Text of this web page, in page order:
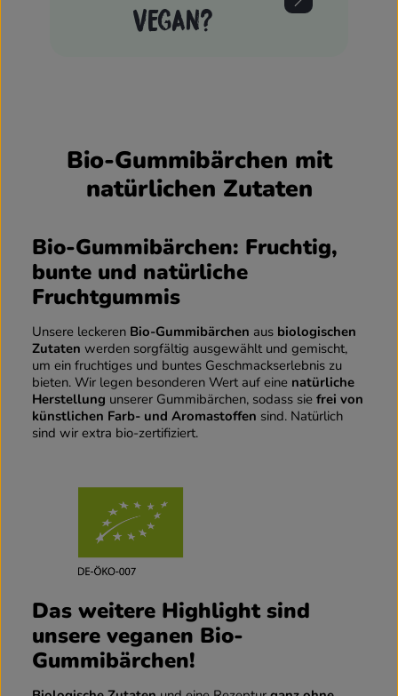
VEGAN?
Bio-Gummibärchen mit
natürlichen Zutaten
Bio-Gummibärchen: Fruchtig,
bunte und natürliche
Fruchtgummis
Unsere leckeren Bio-Gummibärchen aus biologischen
Zutaten werden sorgfältig ausgewählt und gemischt,
um ein fruchtiges und buntes Geschmackserlebnis zu
bieten. Wir legen besonderen Wert auf eine natürliche
Herstellung unserer Gummibärchen, sodass sie frei von
künstlichen Farb- und Aromastoffen sind. Natürlich
sind wir extra bio-zertifiziert.
Das weitere Highlight sind
unsere veganen Bio-
Gummibärchen!